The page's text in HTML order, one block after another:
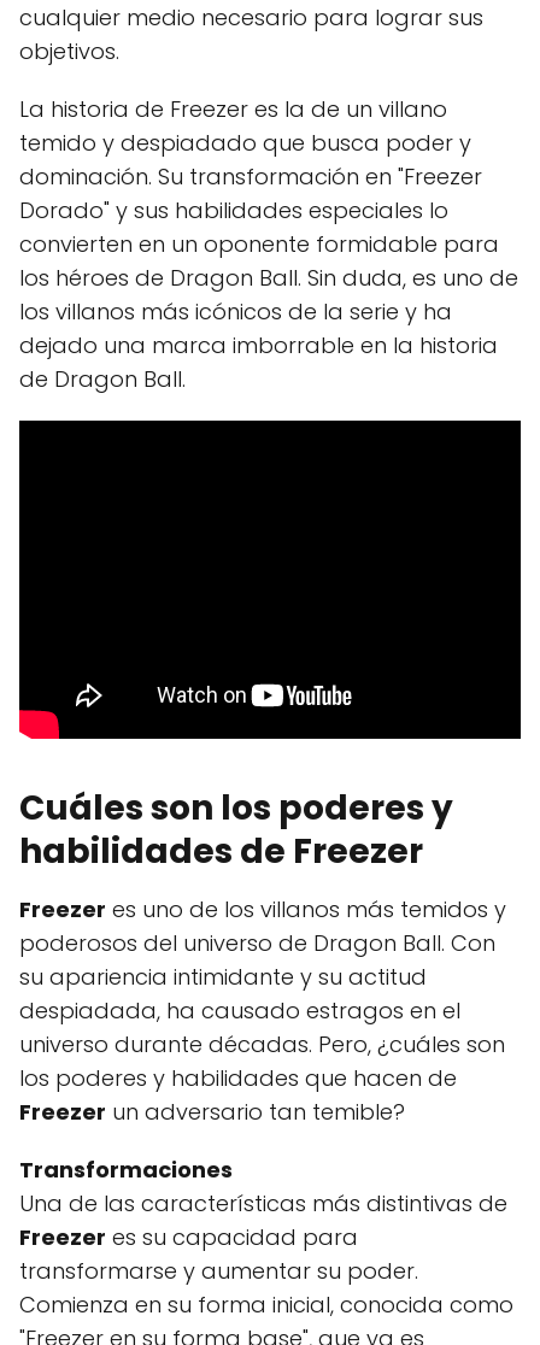
cualquier medio necesario para lograr sus
objetivos.
La historia de Freezer es la de un villano
temido y despiadado que busca poder y
dominación. Su transformación en "Freezer
Dorado" y sus habilidades especiales lo
convierten en un oponente formidable para
los héroes de Dragon Ball. Sin duda, es uno de
los villanos más icónicos de la serie y ha
dejado una marca imborrable en la historia
de Dragon Ball.
Cuáles son los poderes y
habilidades de Freezer
Freezer es uno de los villanos más temidos y
poderosos del universo de Dragon Ball. Con
su apariencia intimidante y su actitud
despiadada, ha causado estragos en el
universo durante décadas. Pero, ¿cuáles son
los poderes y habilidades que hacen de
Freezer un adversario tan temible?
Transformaciones
Una de las características más distintivas de
Freezer es su capacidad para
transformarse y aumentar su poder.
Comienza en su forma inicial, conocida como
"Freezer en su forma base", que ya es